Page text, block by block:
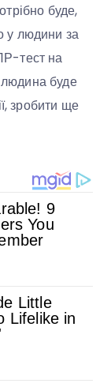
буде,
у людини за
тест на
людина буде
зробити ще